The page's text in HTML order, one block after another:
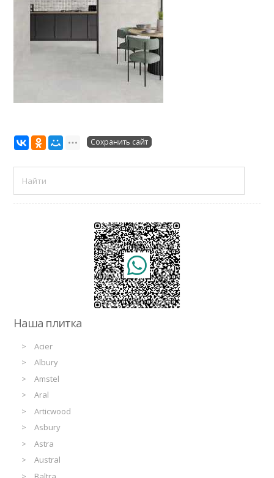
Сохранить сайт
Наша плитка
Acier
Albury
Amstel
Aral
Articwood
Asbury
Astra
Austral